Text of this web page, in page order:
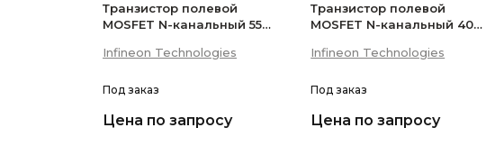
Транзистор полевой
MOSFET N-канальный 55В
Infineon Technologies
Под заказ
Цена по запросу
Транзистор полевой
MOSFET N-канальный 40В
Infineon Technologies
Под заказ
Цена по запросу